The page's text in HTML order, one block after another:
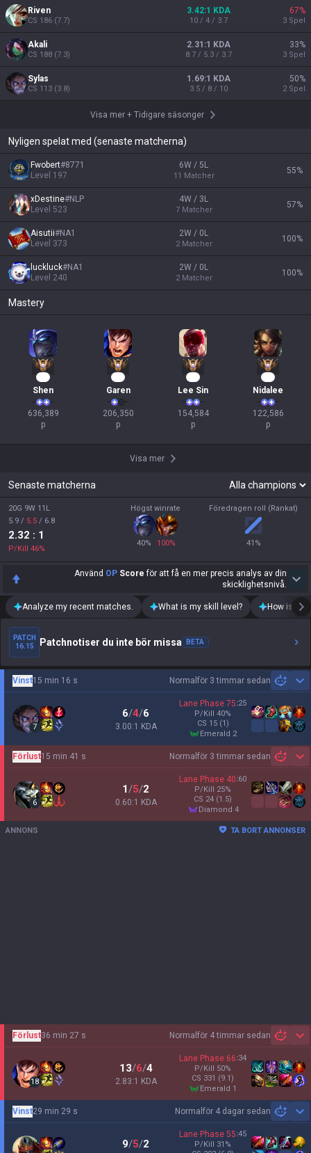
Riven
CS 186 (7.7)
3.42:1 KDA
10 / 4 / 3.7
67%
3 Spel
Akali
CS 188 (7.3)
2.31:1 KDA
8.7 / 5.3 / 3.7
33%
3 Spel
Sylas
CS 113 (3.8)
1.69:1 KDA
3.5 / 8 / 10
50%
2 Spel
Visa mer + Tidigare säsonger
Nyligen spelat med (senaste matcherna)
Fwobert#8771
Level 197
6W / 5L
11 Matcher
55%
xDestine#NLP
Level 523
4W / 3L
7 Matcher
57%
Aisutii#NA1
Level 373
2W / 0L
2 Matcher
100%
luckluck#NA1
Level 240
2W / 0L
2 Matcher
100%
Mastery
Shen
636,389
p
Garen
206,350
p
Lee Sin
154,584
p
Nidalee
122,586
p
Visa mer
Senaste matcherna
20G 9W 11L
5.9 / 5.5 / 6.8
2.32 : 1
P/Kill 46%
Högst winrate
40% 100%
Föredragen roll (Rankat)
41 %
Använd OP Score för att få en mer precis analys av din
skicklighetsnivå.
Analyze my recent matches. What is my skill level? How is my
PATCH
16.15
Patchnotiser du inte bör missa BETA
Normal för 3 timmar sedan
Vinst15 min 16 s
7
6/4/6
3.00:1 KDA
Lane Phase 75:25
P/Kill 40%
CS 15 (1)
emerald 2
Normal för 3 timmar sedan
Förlust15 min 41 s
6
1/5/2
0.60:1 KDA
Lane Phase 40:60
P/Kill 25%
CS 24 (1.5)
diamond 4
ANNONS TA BORT ANNONSER
Normal för 4 timmar sedan
Förlust36 min 27 s
18
13/6/4
2.83:1 KDA
Lane Phase 66:34
P/Kill 50%
CS 331 (9.1)
emerald 1
Normal för 4 dagar sedan
Vinst29 min 29 s
9/5/2
Lane Phase 55:45
P/Kill 31 %